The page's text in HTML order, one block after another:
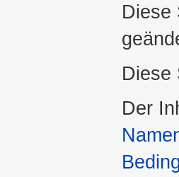
Diese
Diese
Der